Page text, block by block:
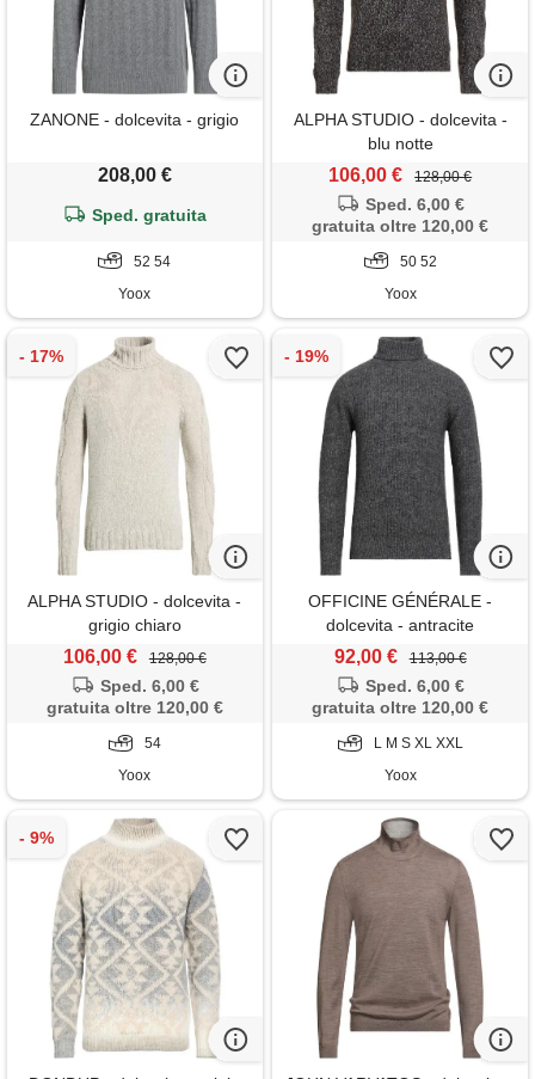
ZANONE - dolcevita - grigio
208,00 €
Sped. gratuita
52 54
Yoox
ALPHA STUDIO - dolcevita -
blu notte
106,00 € 128,00 €
Sped. 6,00 €
gratuita oltre 120,00 €
50 52
Yoox
ALPHA STUDIO - dolcevita -
grigio chiaro
106,00 € 128,00 €
Sped. 6,00 €
gratuita oltre 120,00 €
54
Yoox
OFFICINE GÉNÉRALE -
dolcevita - antracite
92,00 € 113,00 €
Sped. 6,00 €
gratuita oltre 120,00 €
L M S XL XXL
Yoox